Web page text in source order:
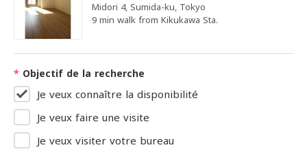
Midori 4, Sumida-ku, Tokyo
9 min walk from Kikukawa Sta.
* Objectif de la recherche
Je veux connaître la disponibilité
Je veux faire une visite
Je veux visiter votre bureau